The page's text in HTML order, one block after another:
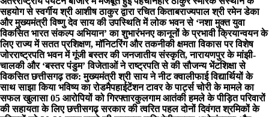
सहयोग से स्वर्गीय श्री आशीष ठाकुर द्वारा रचित किताबराज्यपाल श्री रमेन डेका
और मुख्यमंत्री विष्णु देव साय की उपस्थिति में लोक भवन से ‘नशा मुक्त युवा
विकसित भारत संकल्प अभियान’ का शुभारंभनए कानूनों के प्रभावी क्रियान्वयन के
लिए राज्य में सतत प्रशिक्षण, मॉनिटरिंग और तकनीकी क्षमता विकास पर विशेष
जोरराष्ट्रपति भवन में गूंजी बस्तर की जनजातीय संस्कृति, नारायणपुर के मांझी-
चालकी और ‘बस्तर पंडुम’ विजेताओं ने राष्ट्रपति से की सौजन्य भेंटशिक्षा से
विकसित छत्तीसगढ़ तक: मुख्यमंत्री श्री साय ने नीट क्वालीफाई विद्यार्थियों के
साथ साझा किया भविष्य का रोडमैपहाईटेंशन टावर के पार्ट्स चोरी के मामले का
सफल खुलासा 05 आरोपियों को गिरफ्तारकुलगाम आतंकी हमले के पीड़ित परिवारों
की सहायता के लिए छत्तीसगढ़ सरकार की त्वरित पहल दोनों दिवंगत श्रमिकों के